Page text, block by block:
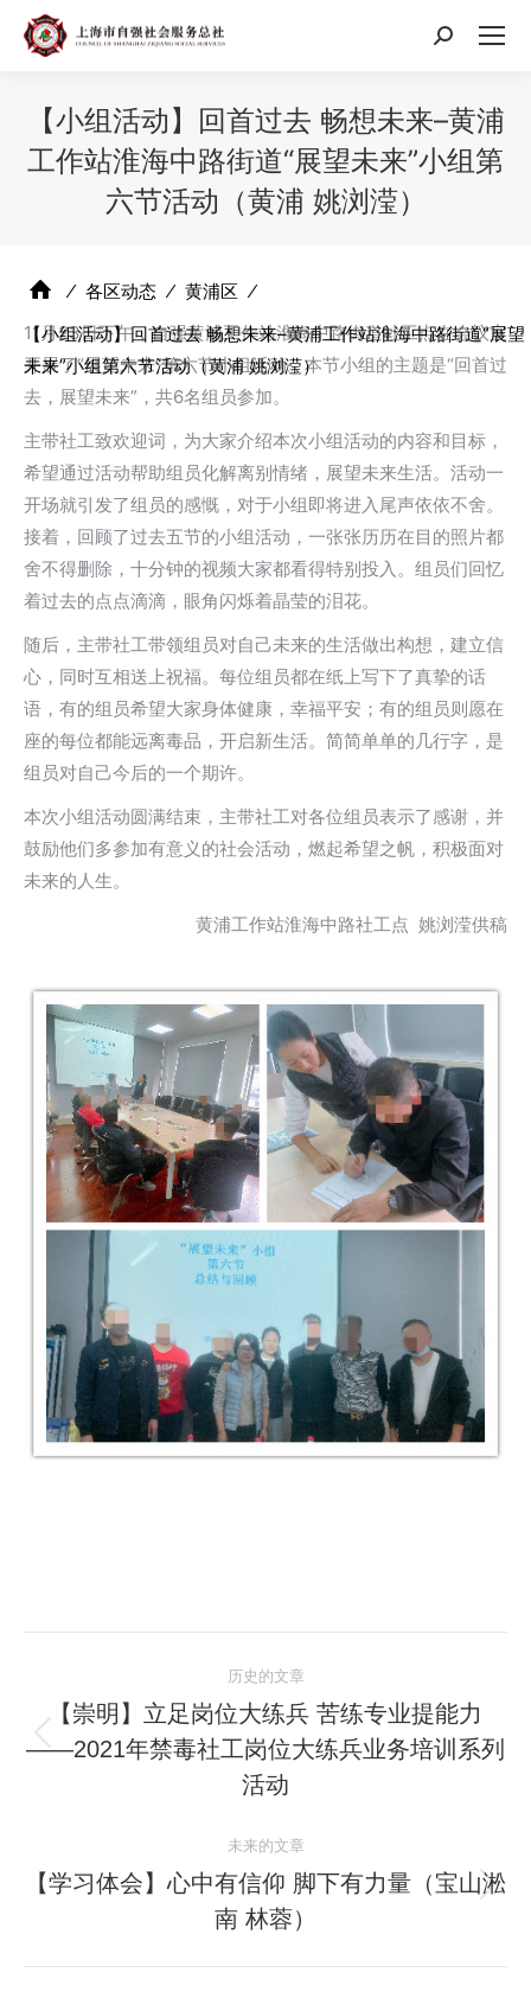
搜
【小组活动】回首过去 畅想未来–黄浦
工作站淮海中路街道“展望未来”小组第
六节活动（黄浦 姚浏滢）
⁄ 各区动态 ⁄ 黄浦区 ⁄
【小组活动】回首过去 畅想未来–黄浦工作站淮海中路街道“展望
未来”小组第六节活动（黄浦 姚浏滢）
11月23日下午，自强黄浦工作站淮海中路街道社工点在会议室
开展了“展望未来”第六节小组活动。本节小组的主题是“回首过
去，展望未来”，共6名组员参加。
主带社工致欢迎词，为大家介绍本次小组活动的内容和目标，
希望通过活动帮助组员化解离别情绪，展望未来生活。活动一
开场就引发了组员的感慨，对于小组即将进入尾声依依不舍。
接着，回顾了过去五节的小组活动，一张张历历在目的照片都
舍不得删除，十分钟的视频大家都看得特别投入。组员们回忆
着过去的点点滴滴，眼角闪烁着晶莹的泪花。
随后，主带社工带领组员对自己未来的生活做出构想，建立信
心，同时互相送上祝福。每位组员都在纸上写下了真挚的话
语，有的组员希望大家身体健康，幸福平安；有的组员则愿在
座的每位都能远离毒品，开启新生活。简简单单的几行字，是
组员对自己今后的一个期许。
本次小组活动圆满结束，主带社工对各位组员表示了感谢，并
鼓励他们多参加有意义的社会活动，燃起希望之帆，积极面对
未来的人生。
黄浦工作站淮海中路社工点 姚浏滢供稿
章
导
历史的文章
历
史
文
章：
【崇明】立足岗位大练兵 苦练专业提能力
——2021年禁毒社工岗位大练兵业务培训系列
活动
未来的文章
未
来
的
【学习体会】心中有信仰 脚下有力量（宝山淞
南 林蓉）